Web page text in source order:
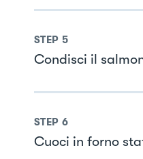
STEP 5
Condisci il
STEP 6
Cuoci in forno